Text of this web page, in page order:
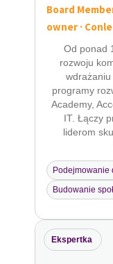
Board
owner ·
Od ponad
rozwoju
wdrażaniu
programy
Academy,
IT. Łączy
liderom
Podejmowanie
Budowanie
Ekspertka